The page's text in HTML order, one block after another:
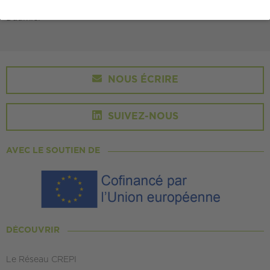
NOUS ÉCRIRE
SUIVEZ-NOUS
AVEC LE SOUTIEN DE
DÉCOUVRIR
Le Réseau CREPI